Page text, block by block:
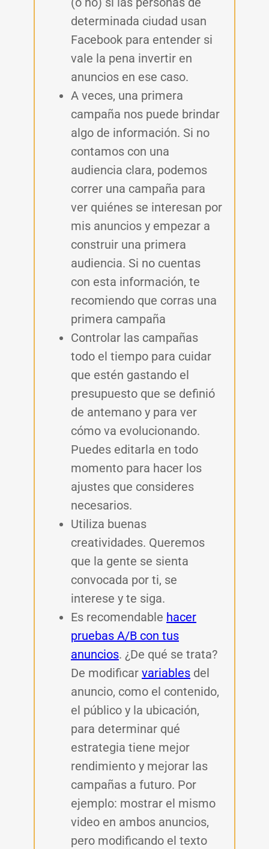
determinada ciudad usan
Facebook para entender si
vale la pena invertir en
anuncios en ese caso.
A veces, una primera
campaña nos puede brindar
algo de información. Si no
contamos con una
audiencia clara, podemos
correr una campaña para
ver quiénes se interesan por
mis anuncios y empezar a
construir una primera
audiencia. Si no cuentas
con esta información, te
recomiendo que corras una
primera campaña
Controlar las campañas
todo el tiempo para cuidar
que estén gastando el
presupuesto que se definió
de antemano y para ver
cómo va evolucionando.
Puedes editarla en todo
momento para hacer los
ajustes que consideres
necesarios.
Utiliza buenas
creatividades. Queremos
que la gente se sienta
convocada por ti, se
interese y te siga.
Es recomendable hacer
pruebas A/B con tus
anuncios. ¿De qué se trata?
De modificar variables del
anuncio, como el contenido,
el público y la ubicación,
para determinar qué
estrategia tiene mejor
rendimiento y mejorar las
campañas a futuro. Por
ejemplo: mostrar el mismo
video en ambos anuncios,
pero modificando el texto